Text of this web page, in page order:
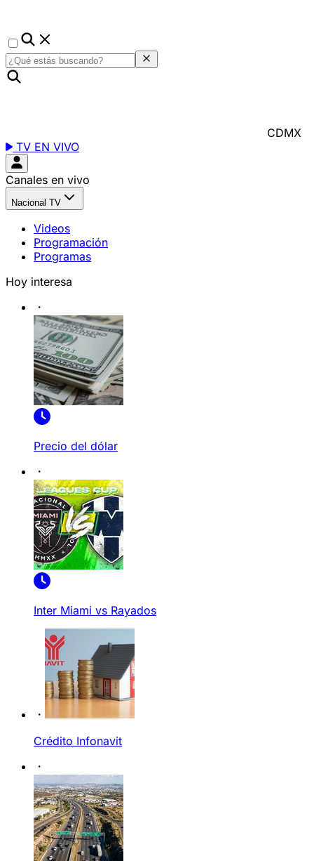
CDMX
TV EN VIVO
Canales en vivo
Nacional TV
Videos
Programación
Programas
Hoy interesa
Precio del dólar
Inter Miami vs Rayados
Crédito Infonavit